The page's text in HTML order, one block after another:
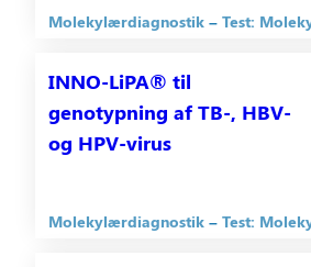
Molekylærdiagnostik
Test:
INNO-LiPA® til
genotypning af TB-, HBV-
og HPV-virus
Molekylærdiagnostik Test: